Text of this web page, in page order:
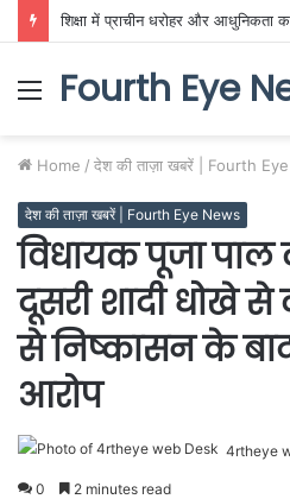
Menu
Fourth Eye
Home / देश की ताज़ा खबरें | Fourth
देश की ताज़ा खबरें | Fourth Eye News
विधायक पूजा पाल
दूसरी शादी धोखे से
से निष्कासन के
आरोप
4rtheye
0 2 minutes read